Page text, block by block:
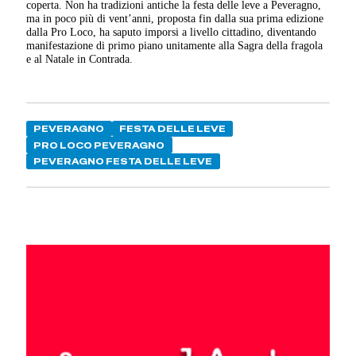
coperta. Non ha tradizioni antiche la festa delle leve a Peveragno,
ma in poco più di vent’anni, proposta fin dalla sua prima edizione
dalla Pro Loco, ha saputo imporsi a livello cittadino, diventando
manifestazione di primo piano unitamente alla Sagra della fragola
e al Natale in Contrada.
PEVERAGNO
FESTA DELLE LEVE
PRO LOCO PEVERAGNO
PEVERAGNO FESTA DELLE LEVE